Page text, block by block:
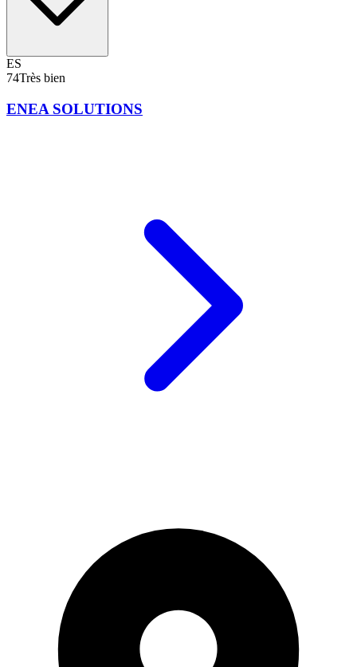
ES
74Très bien
ENEA SOLUTIONS